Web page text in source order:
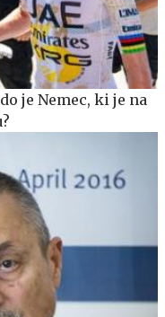
je Nemec, ki je na